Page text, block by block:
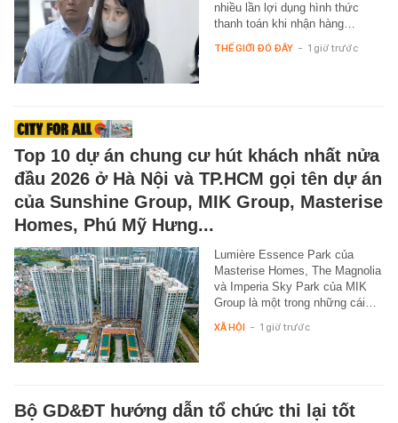
nhiều lần lợi dụng hình thức
thanh toán khi nhận hàng…
THẾ GIỚI ĐÓ ĐÂY - 1 giờ trước
Top 10 dự án chung cư hút khách nhất nửa
đầu 2026 ở Hà Nội và TP.HCM gọi tên dự án
của Sunshine Group, MIK Group, Masterise
Homes, Phú Mỹ Hưng...
Lumière Essence Park của
Masterise Homes, The Magnolia
và Imperia Sky Park của MIK
Group là một trong những cái…
XÃ HỘI - 1 giờ trước
Bộ GD&ĐT hướng dẫn tổ chức thi lại tốt